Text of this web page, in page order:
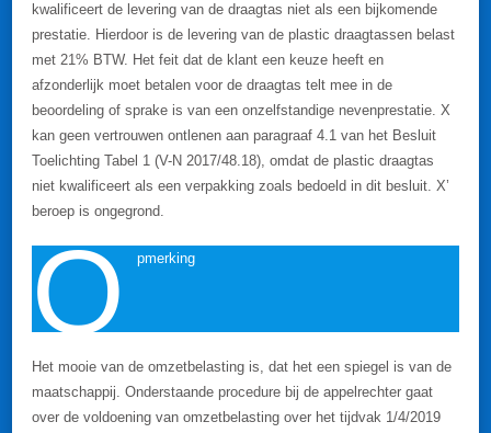
kwalificeert de levering van de draagtas niet als een bijkomende
prestatie. Hierdoor is de levering van de plastic draagtassen belast
met 21% BTW. Het feit dat de klant een keuze heeft en
afzonderlijk moet betalen voor de draagtas telt mee in de
beoordeling of sprake is van een onzelfstandige nevenprestatie. X
kan geen vertrouwen ontlenen aan paragraaf 4.1 van het Besluit
Toelichting Tabel 1 (V-N 2017/48.18), omdat de plastic draagtas
niet kwalificeert als een verpakking zoals bedoeld in dit besluit. X’
beroep is ongegrond.
O pmerking
Het mooie van de omzetbelasting is, dat het een spiegel is van de
maatschappij. Onderstaande procedure bij de appelrechter gaat
over de voldoening van omzetbelasting over het tijdvak 1/4/2019